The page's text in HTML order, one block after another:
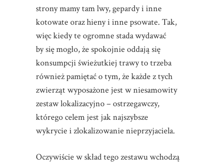
strony mamy tam lwy, gepardy i inne
kotowate oraz hieny i inne psowate. Tak,
więc kiedy te ogromne stada wydawać
by się mogło, że spokojnie oddają się
konsumpcji świeżutkiej trawy to trzeba
również pamiętać o tym, że każde z tych
zwierząt wyposażone jest w niesamowity
zestaw lokalizacyjno – ostrzegawczy,
którego celem jest jak najszybsze
wykrycie i zlokalizowanie nieprzyjaciela.
Oczywiście w skład tego zestawu wchodzą